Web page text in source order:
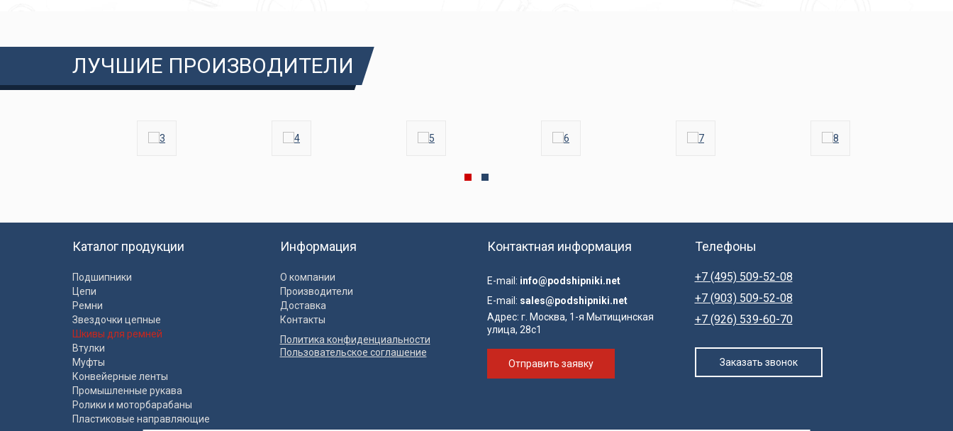
ЛУЧШИЕ ПРОИЗВОДИТЕЛИ
Каталог продукции
Подшипники
Цепи
Ремни
Звездочки цепные
Шкивы для ремней
Втулки
Муфты
Конвейерные ленты
Промышленные рукава
Ролики и моторбарабаны
Пластиковые направляющие
Информация
О компании
Производители
Доставка
Контакты
Политика конфиденциальности
Пользовательское соглашение
Контактная информация
E-mail: info@podshipniki.net
E-mail: sales@podshipniki.net
Адрес: г. Москва, 1-я Мытищинская
улица, 28с1
Отправить заявку
Телефоны
+7 (495) 509-52-08
+7 (903) 509-52-08
+7 (926) 539-60-70
Заказать звонок